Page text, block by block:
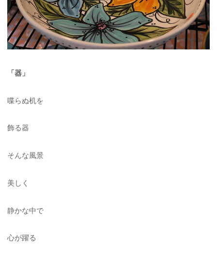
「器」
喋らぬ机を
飾る器
そんな風景
美しく
静かな中で
心が躍る